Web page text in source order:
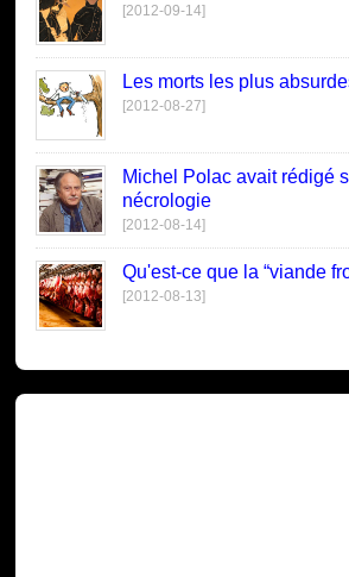
[2012-09-14]
Les morts les plus
[2012-08-27]
Michel Polac avait rédigé
nécrologie
[2012-08-14]
Qu'est-ce que la “viande
[2012-08-13]